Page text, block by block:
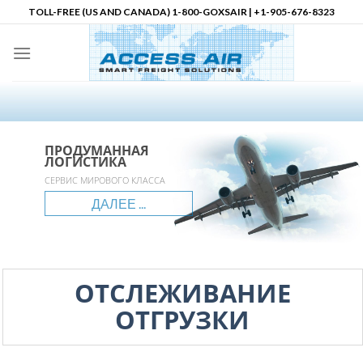
to
content
TOLL-FREE (US AND CANADA) 1-800-GOXSAIR | +1-905-676-8323
ПРОДУМАННАЯ
ЛОГИСТИКА
СЕРВИС МИРОВОГО КЛАССА
ДАЛЕЕ ...
ПРОДУМАННАЯ
ЛОГИСТИКА
ГЛОБАЛЬНЫЙ ОХВАТ
ДАЛЕЕ ...
ПРОДУМАННАЯ
ЛОГИСТИКА
НЕОГРАНИЧЕННЫЕ ВОЗМОЖНОСТИ
ДАЛЕЕ ...
Ваш Партнер по Логистике в
Северной Америке
accessair.ca
ДАЛЕЕ ...
ОТСЛЕЖИВАНИЕ
ОТГРУЗКИ